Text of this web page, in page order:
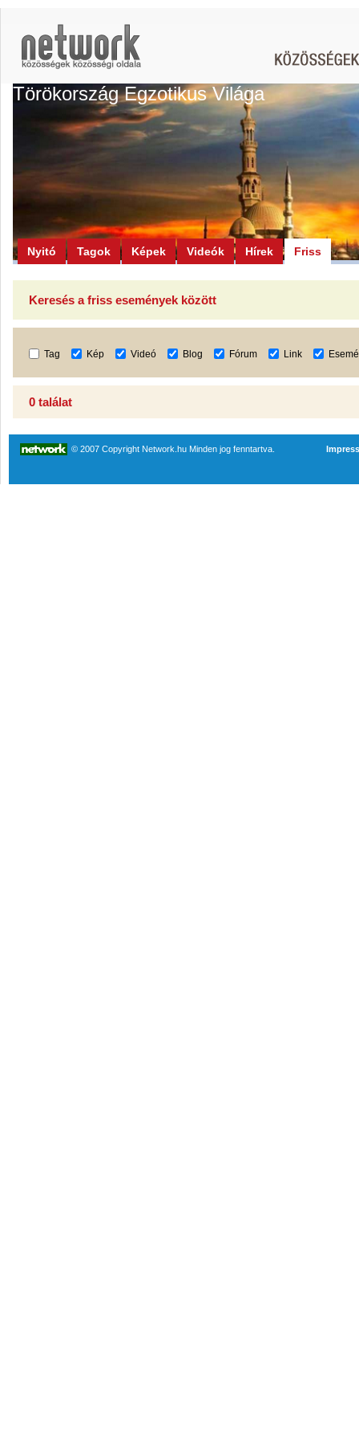
Törökország Egzotikus Világa
Nyitó Tagok Képek Videók Hírek Friss
Keresés a friss események között
Tag Kép Videó Blog Fórum Link
0 találat
© 2007 Copyright Network.hu Minden jog fenntartva.